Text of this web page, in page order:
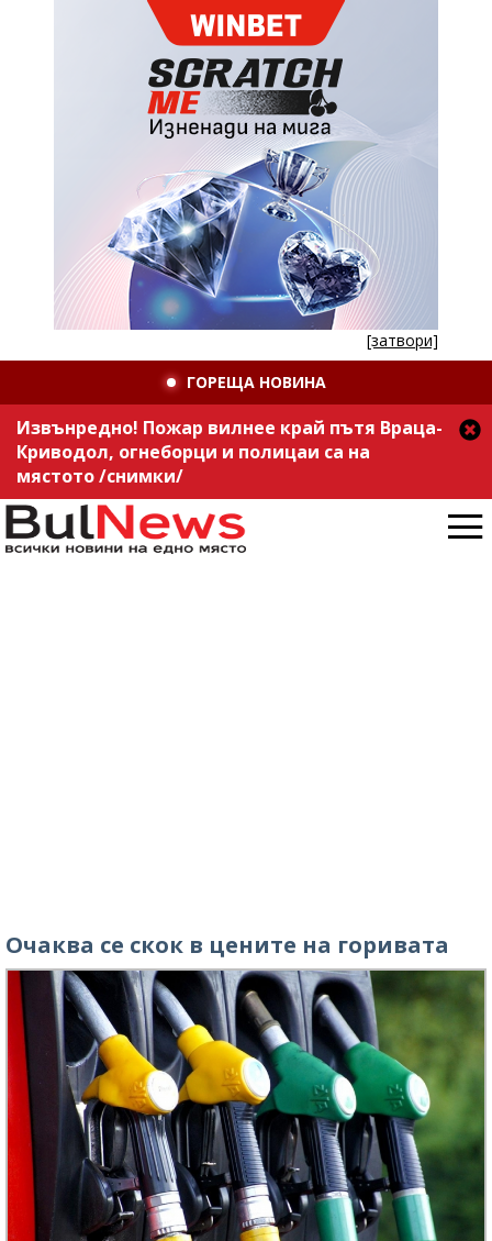
[затвори]
ГОРЕЩА НОВИНА
Извънредно! Пожар вилнее край пътя Враца-
Криводол, огнеборци и полицаи са на
мястото /снимки/
Очаква се скок в цените на горивата